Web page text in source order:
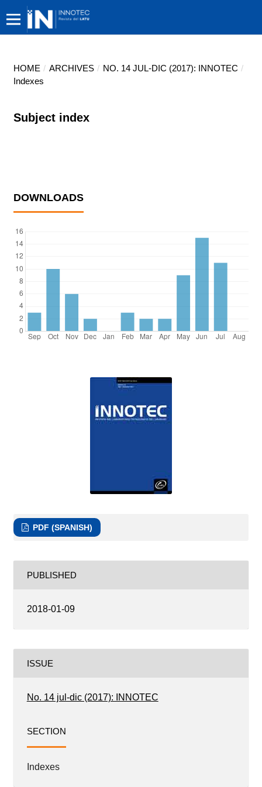
HOME / ARCHIVES / NO. 14 JUL-DIC (2017): INNOTEC /
Indexes
Subject index
DOWNLOADS
PDF (SPANISH)
PUBLISHED
2018-01-09
ISSUE
No. 14 jul-dic (2017): INNOTEC
SECTION
Indexes